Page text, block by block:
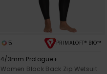
5 PRIMALOFT® BIO™
4/3mm Prologue+
Women Black Back Zip Wetsuit